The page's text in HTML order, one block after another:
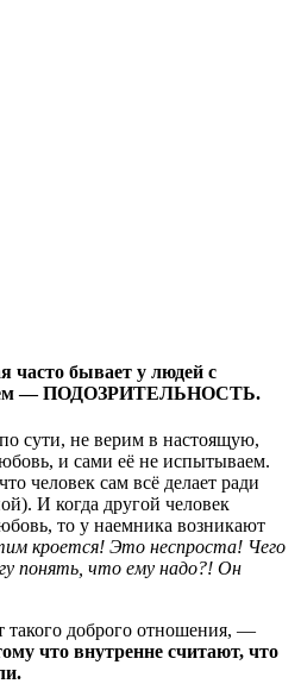
часто бывает у людей с
—ПОДОЗРИТЕЛЬНОСТЬ.
сути, не верим в настоящую,
и сами её не испытываем.
человек сам всё делает ради
И когда другой человек
то у наемника возникают
кроется! Это неспроста! Чего
понять, что ему надо?! Он
такого доброго отношения, —
что внутренне считают, что